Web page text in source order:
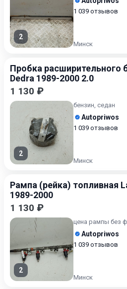
2
1 039 отзывов
Минск
Пробка расширительного
Dedra 1989-2000 2.0
1 130 ₽
2
бензин, седан
Autopriwos
1 039 отзывов
Минск
Рампа (рейка) топливная
1989-2000
1 130 ₽
2
цена рампы без
Autopriwos
1 039 отзывов
Минск